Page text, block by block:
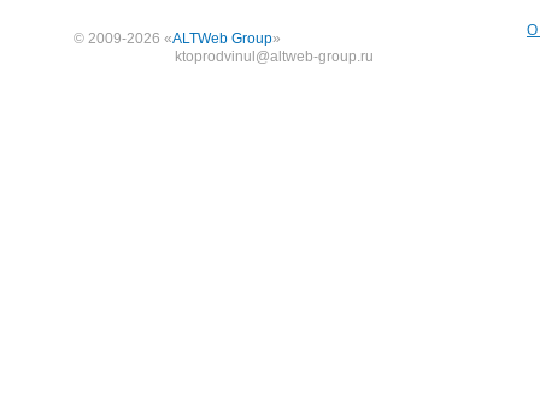
© 2009-2026 «ALTWeb Group»
ktoprodvinul@altweb-group.ru
О